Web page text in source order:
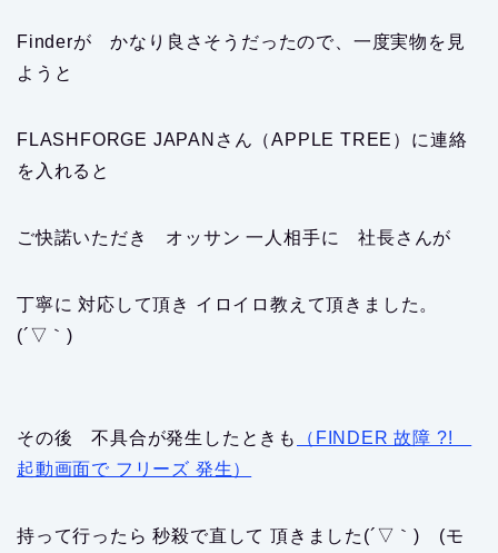
Finderが かなり良さそうだったので、一度実物を見
ようと
FLASHFORGE JAPANさん（APPLE TREE）に連絡
を入れると
ご快諾いただき オッサン 一人相手に 社長さんが
丁寧に 対応して頂き イロイロ教えて頂きました。
(´▽｀)
その後 不具合が発生したときも
（FINDER 故障 ?!
起動画面で フリーズ 発生）
持って行ったら 秒殺で直して 頂きました(´▽｀) (モ